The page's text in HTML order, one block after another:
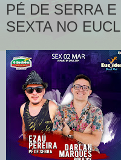
PÉ DE SERRA
SEXTA NO